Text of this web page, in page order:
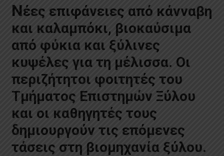
Νέες επιφάνειες από κάνναβη
και καλαμπόκι, βιοκαύσιμα
από φύκια και ξύλινες
κυψέλες για τη μέλισσα. Οι
περιζήτητοι φοιτητές του
Τμήματος Επιστημών Ξύλου
και οι καθηγητές τους
δημιουργούν τις επόμενες
τάσεις στη βιομηχανία ξύλου.